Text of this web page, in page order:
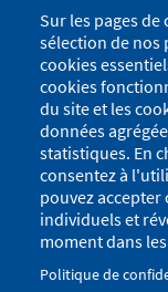
Sur les pages
sélection de nos
cookies
cookies
du site et les
données
statistiques. En
consentez à
pouvez accepter
individuels et
moment dans
Politique de
Urbanisme
Environnement
Ordures
Citoyenneté
Annuaire
Sécurité
Concours photos